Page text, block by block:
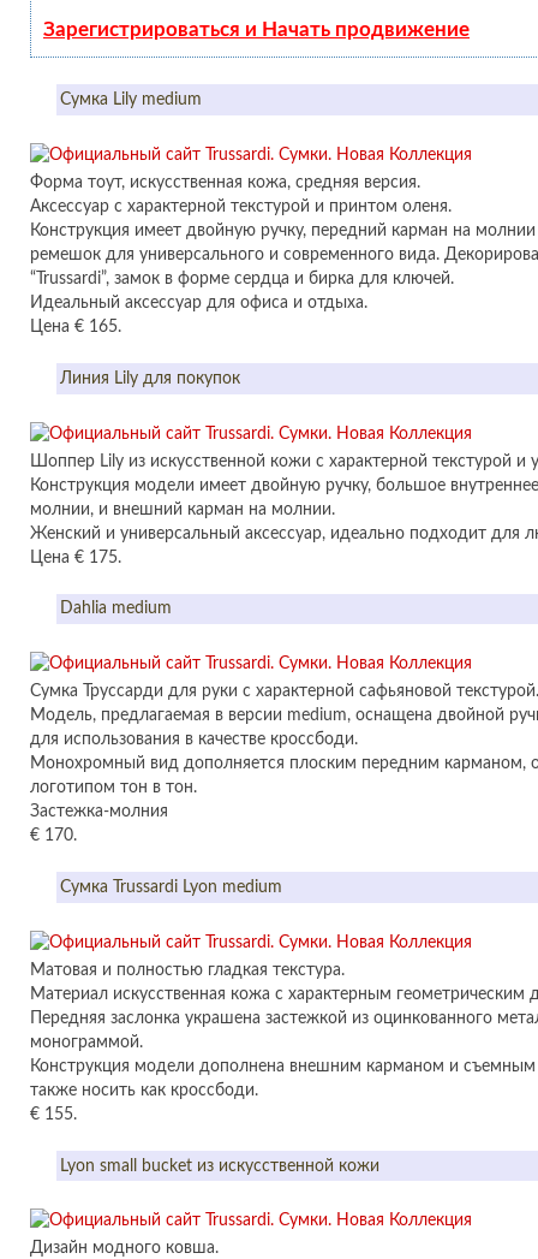
Зарегистрироваться и Начать продвижение
Сумка Lily medium
Форма тоут, искусственная кожа, средняя версия.
Аксессуар с характерной текстурой и принтом оленя.
Конструкция имеет двойную ручку, передний карман на
ремешок для универсального и современного вида.
“Trussardi”, замок в форме сердца и бирка для ключей.
Идеальный аксессуар для офиса и отдыха.
Цена € 165.
Линия Lily для покупок
Шоппер Lily из искусственной кожи с характерной текстурой и
Конструкция модели имеет двойную ручку, большое
молнии, и внешний карман на молнии.
Женский и универсальный аксессуар, идеально подходит для
Цена € 175.
Dahlia medium
Сумка Труссарди для руки с характерной сафьяновой текстурой.
Модель, предлагаемая в версии medium, оснащена двойной
для использования в качестве кроссбоди.
Монохромный вид дополняется плоским передним карманом,
логотипом тон в тон.
Застежка-молния
€ 170.
Сумка Trussardi Lyon medium
Матовая и полностью гладкая текстура.
Материал искусственная кожа с характерным геометрическим
Передняя заслонка украшена застежкой из оцинкованного
монограммой.
Конструкция модели дополнена внешним карманом и
также носить как кроссбоди.
€ 155.
Lyon small bucket из искусственной кожи
Дизайн модного ковша.